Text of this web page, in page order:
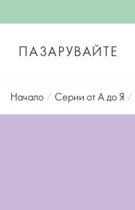
ПАЗАРУВАЙТЕ
Начало / Серии от А до Я /